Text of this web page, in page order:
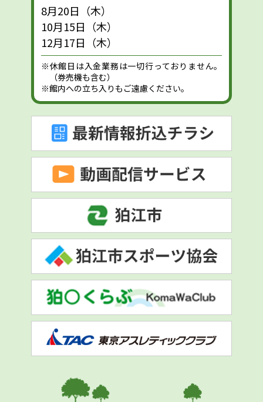
8月20日（木）
10月15日（木）
12月17日（木）
※休館日は入金業務は一切行っておりません。
（券売機も含む）
※館内への立ち入りもご遠慮ください。